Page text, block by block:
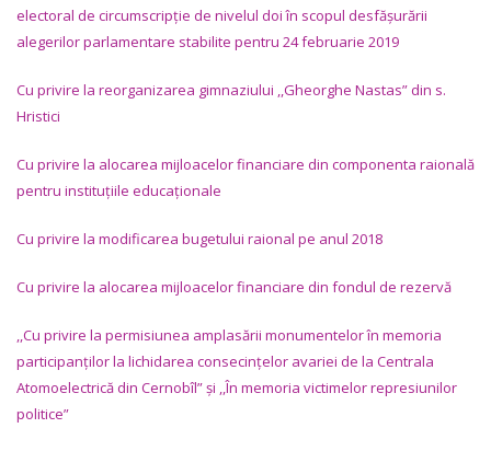
electoral de circumscripție de nivelul doi în scopul desfășurării
alegerilor parlamentare stabilite pentru 24 februarie 2019
Cu privire la reorganizarea gimnaziului ,,Gheorghe Nastas”din s.
Hristici
Cu privire la alocarea mijloacelor financiare din componenta raională
pentru instituțiile educaționale
Cu privire la modificarea bugetului raional pe anul 2018
Cu privire la alocarea mijloacelor financiare din fondul de rezervă
,,Cu privire la permisiunea amplasării monumentelor în memoria
participanților la lichidarea consecințelor avariei de la Centrala
Atomoelectrică din Cernobîl” și ,,În memoria victimelor represiunilor
politice”